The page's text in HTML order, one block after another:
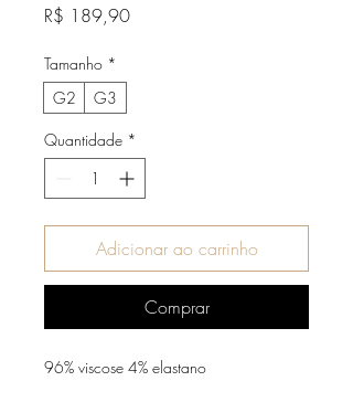
R$ 189,90Preço
Tamanho *
G2
G3
Quantidade *
Adicionar ao carrinho
Comprar
96% viscose 4% elastano